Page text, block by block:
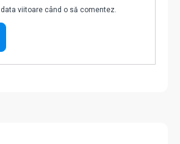
viitoare când o să comentez.